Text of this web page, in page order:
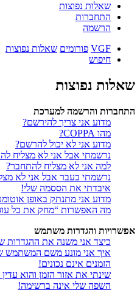
שאלות נפוצות
התחברות
הרשמה
VGF פורומים שאלות נפוצות
חיפוש
שאלות נפוצות
התחברות והרשמה למערכת
מדוע אני צריך להירשם?
מהו COPPA?
מדוע אני לא יכול להרשם?
נרשמתי אבל אני לא מצליח
למה אני לא מצליח להתחבר?
נרשמתי בעבר אבל אני לא
איבדתי את הססמה שלי!
מדוע אני מתנתק באופן
מה האפשרות “מחק את כל
אפשרויות והגדרות משתמש
כיצד אני משנה את ההגדרות
איך אני מונע משם המשתמש
הזמנים אינם נכונים!
שינתי את אזור הזמן והוא
השפה שלי אינה ברשימה!